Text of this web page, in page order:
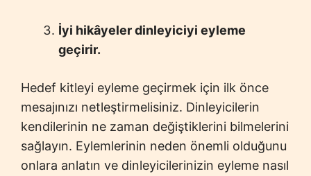
İyi hikâyeler dinleyiciyi eyleme
geçirir.
Hedef kitleyi eyleme geçirmek için ilk önce
mesajınızı netleştirmelisiniz. Dinleyicilerin
kendilerinin ne zaman değiştiklerini bilmelerini
sağlayın. Eylemlerinin neden önemli olduğunu
onlara anlatın ve dinleyicilerinizin eyleme nasıl